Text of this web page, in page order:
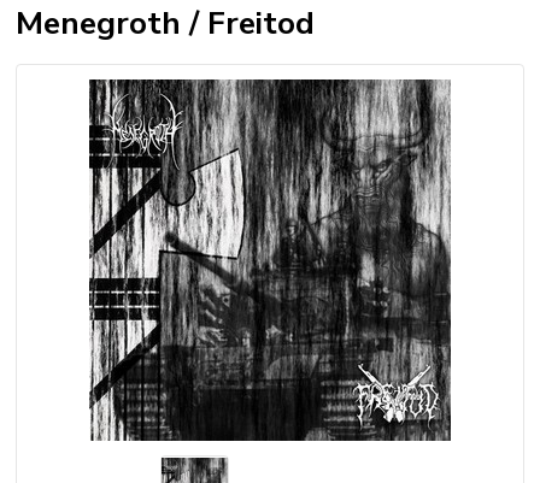
Menegroth / Freitod